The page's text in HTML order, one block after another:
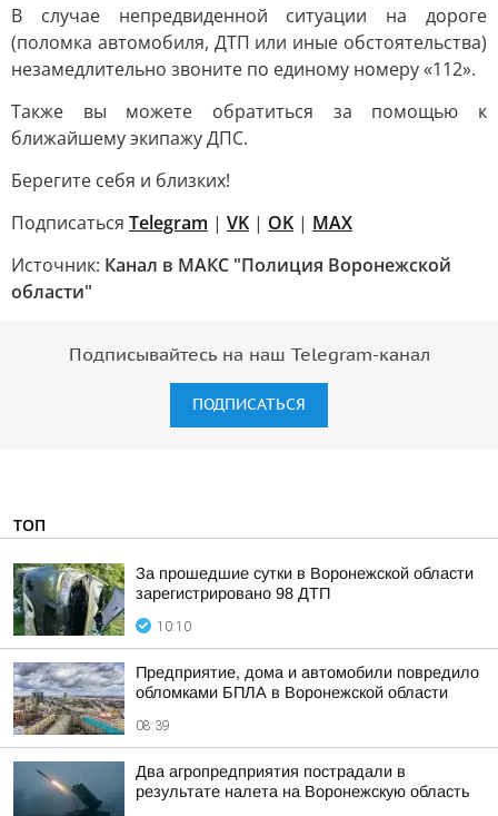
В случае непредвиденной ситуации на дороге
(поломка автомобиля, ДТП или иные обстоятельства)
незамедлительно звоните по единому номеру «112».
Также вы можете обратиться за помощью к
ближайшему экипажу ДПС.
Берегите себя и близких!
Подписаться Telegram | VK | OK | MAX
Источник: Канал в МАКС "Полиция Воронежской
области"
Подписывайтесь на наш Telegram-канал
ПОДПИСАТЬСЯ
ТОП
За прошедшие сутки в Воронежской области
зарегистрировано 98 ДТП
10:10
Предприятие, дома и автомобили повредило
обломками БПЛА в Воронежской области
08:39
Два агропредприятия пострадали в
результате налета на Воронежскую область